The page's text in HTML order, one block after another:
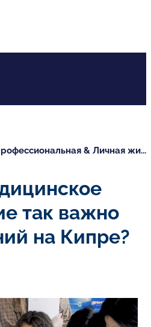
Профессиональная & Личная жизнь
так важно
на Кипре?